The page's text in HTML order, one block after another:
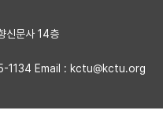
신문사 14층
1134 Email : kctu@kctu.org